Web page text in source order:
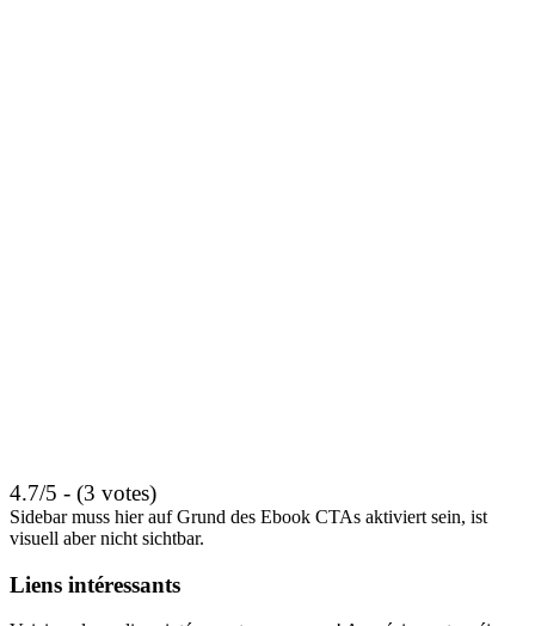
4.7/5 - (3 votes)
Sidebar muss hier auf Grund des Ebook CTAs aktiviert sein, ist
visuell aber nicht sichtbar.
Liens intéressants